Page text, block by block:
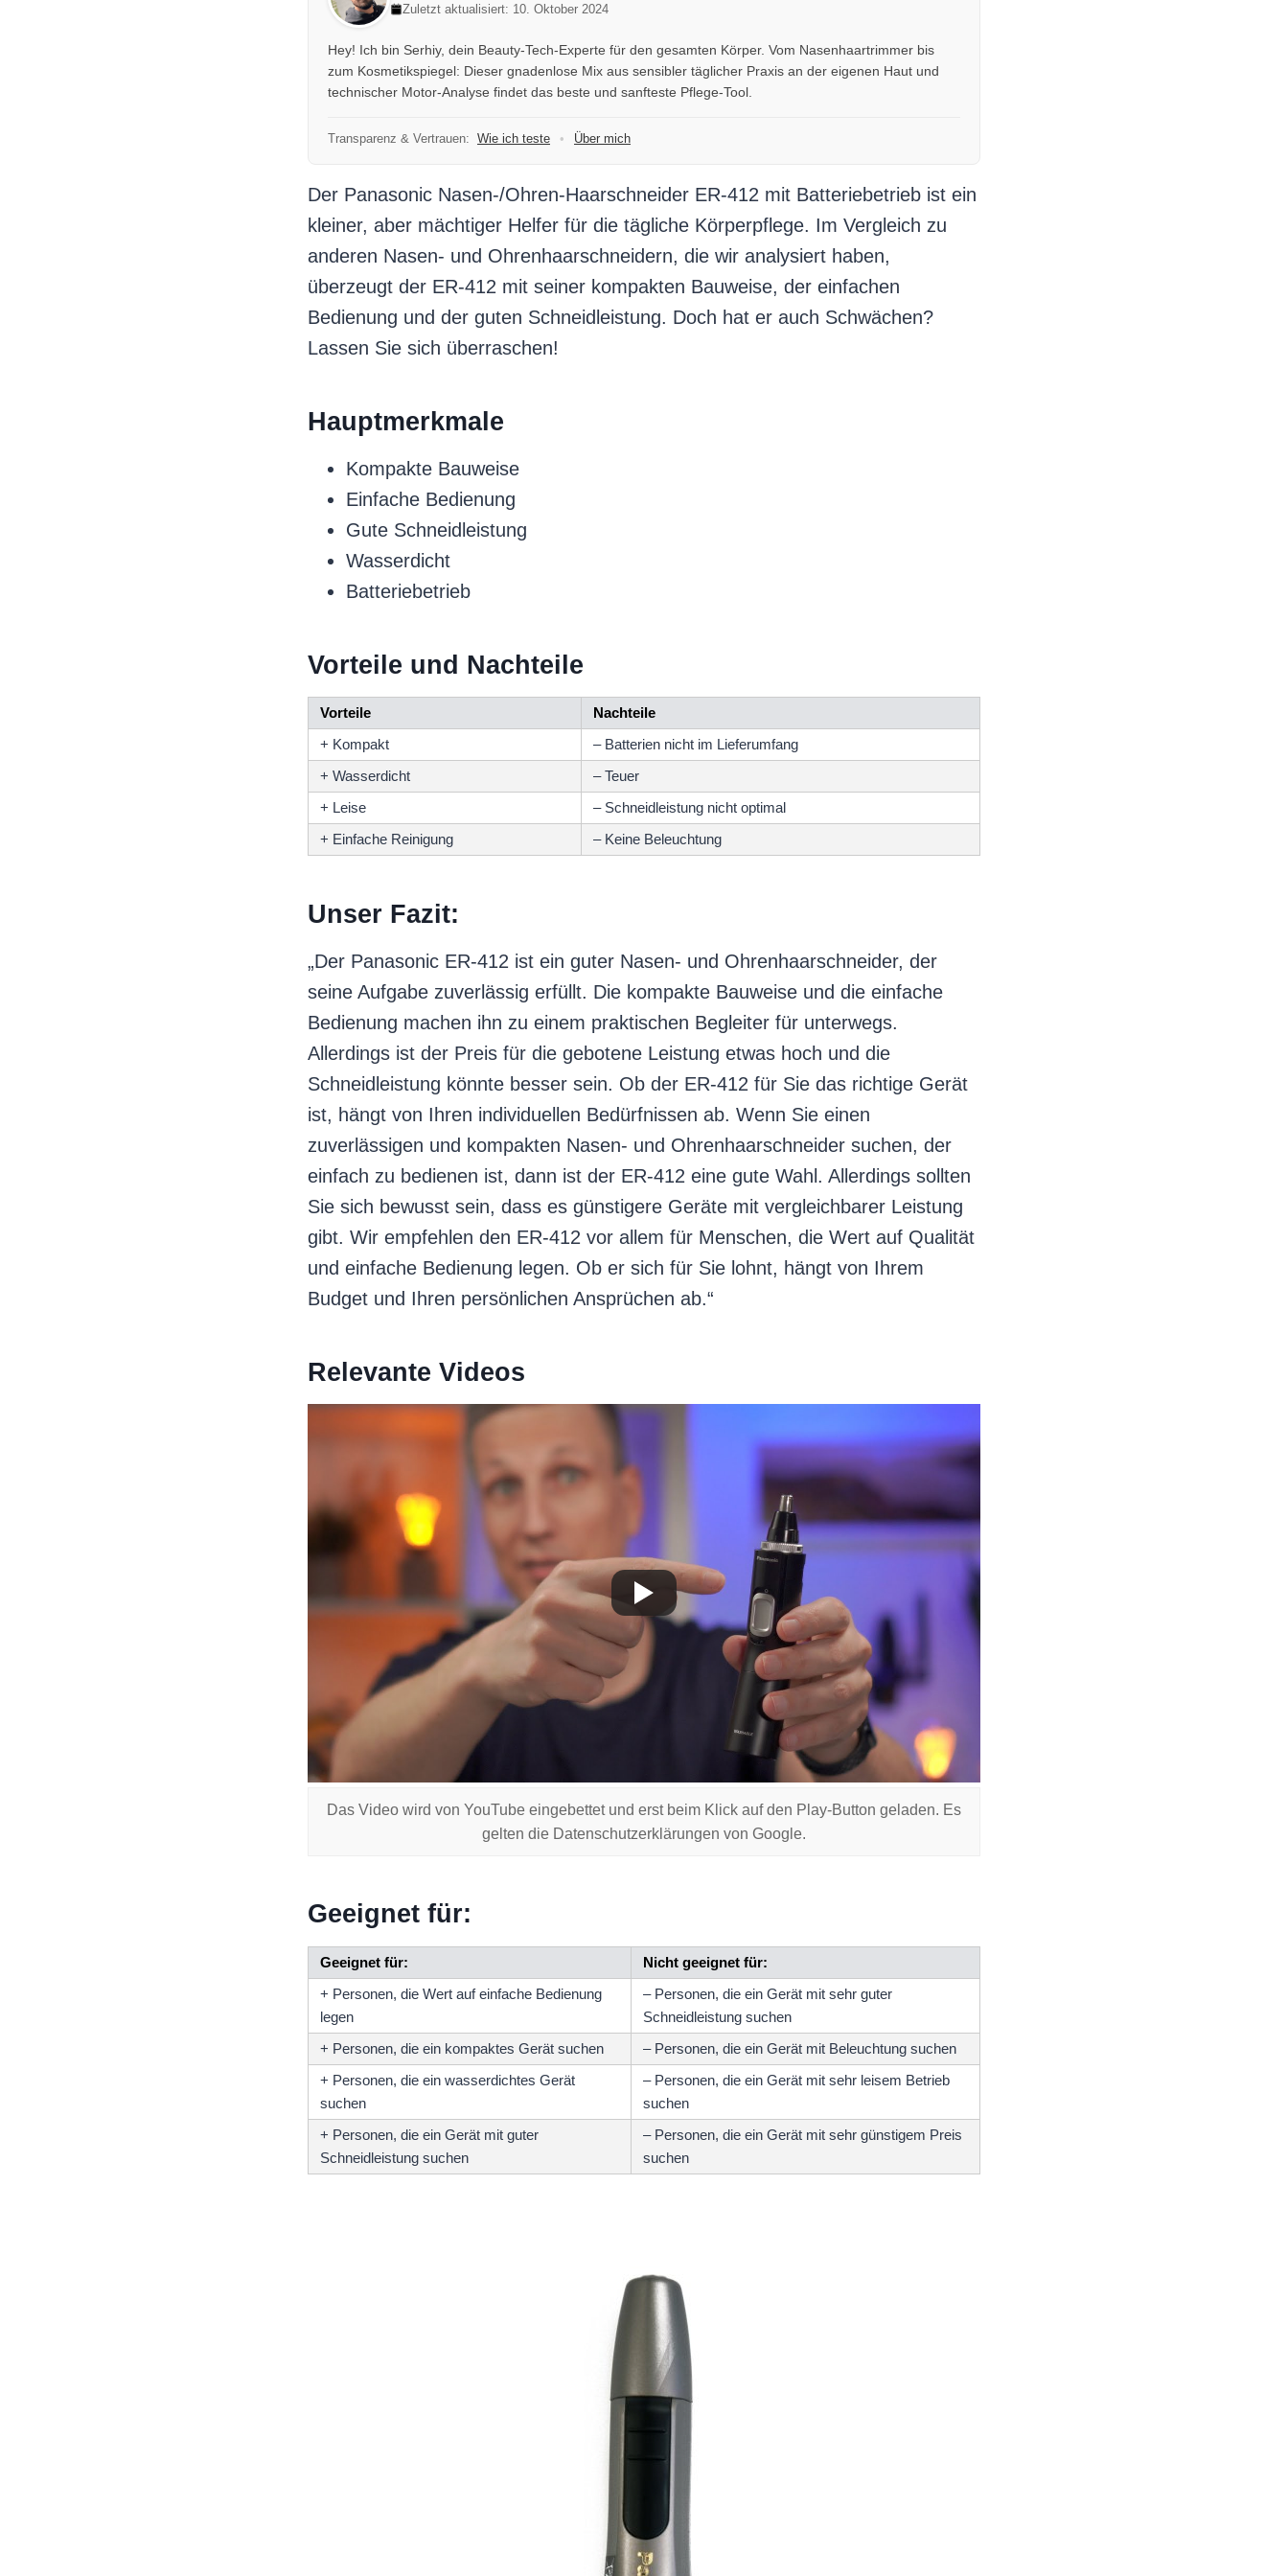
Zuletzt aktualisiert: 10. Oktober 2024
Hey! Ich bin Serhiy, dein Beauty-Tech-Experte für den gesamten Körper. Vom Nasenhaartrimmer bis
zum Kosmetikspiegel: Dieser gnadenlose Mix aus sensibler täglicher Praxis an der eigenen Haut und
technischer Motor-Analyse findet das beste und sanfteste Pflege-Tool.
Transparenz & Vertrauen: Wie ich teste • Über mich
Der Panasonic Nasen-/Ohren-Haarschneider ER-412 mit Batteriebetrieb ist ein
kleiner, aber mächtiger Helfer für die tägliche Körperpflege. Im Vergleich zu
anderen Nasen- und Ohrenhaarschneidern, die wir analysiert haben,
überzeugt der ER-412 mit seiner kompakten Bauweise, der einfachen
Bedienung und der guten Schneidleistung. Doch hat er auch Schwächen?
Lassen Sie sich überraschen!
Hauptmerkmale
Kompakte Bauweise
Einfache Bedienung
Gute Schneidleistung
Wasserdicht
Batteriebetrieb
Vorteile und Nachteile
Vorteile
Nachteile
+ Kompakt
– Batterien nicht im Lieferumfang
+ Wasserdicht
– Teuer
+ Leise
– Schneidleistung nicht optimal
+ Einfache Reinigung
– Keine Beleuchtung
Unser Fazit:
„Der Panasonic ER-412 ist ein guter Nasen- und Ohrenhaarschneider, der
seine Aufgabe zuverlässig erfüllt. Die kompakte Bauweise und die einfache
Bedienung machen ihn zu einem praktischen Begleiter für unterwegs.
Allerdings ist der Preis für die gebotene Leistung etwas hoch und die
Schneidleistung könnte besser sein. Ob der ER-412 für Sie das richtige Gerät
ist, hängt von Ihren individuellen Bedürfnissen ab. Wenn Sie einen
zuverlässigen und kompakten Nasen- und Ohrenhaarschneider suchen, der
einfach zu bedienen ist, dann ist der ER-412 eine gute Wahl. Allerdings sollten
Sie sich bewusst sein, dass es günstigere Geräte mit vergleichbarer Leistung
gibt. Wir empfehlen den ER-412 vor allem für Menschen, die Wert auf Qualität
und einfache Bedienung legen. Ob er sich für Sie lohnt, hängt von Ihrem
Budget und Ihren persönlichen Ansprüchen ab.“
Relevante Videos
Das Video wird von YouTube eingebettet und erst beim Klick auf den Play-Button geladen. Es
gelten die Datenschutzerklärungen von Google.
Geeignet für:
Geeignet für:
Nicht geeignet für:
+ Personen, die Wert auf einfache Bedienung
legen
– Personen, die ein Gerät mit sehr guter
Schneidleistung suchen
+ Personen, die ein kompaktes Gerät suchen
– Personen, die ein Gerät mit Beleuchtung suchen
+ Personen, die ein wasserdichtes Gerät
suchen
– Personen, die ein Gerät mit sehr leisem Betrieb
suchen
+ Personen, die ein Gerät mit guter
Schneidleistung suchen
– Personen, die ein Gerät mit sehr günstigem Preis
suchen